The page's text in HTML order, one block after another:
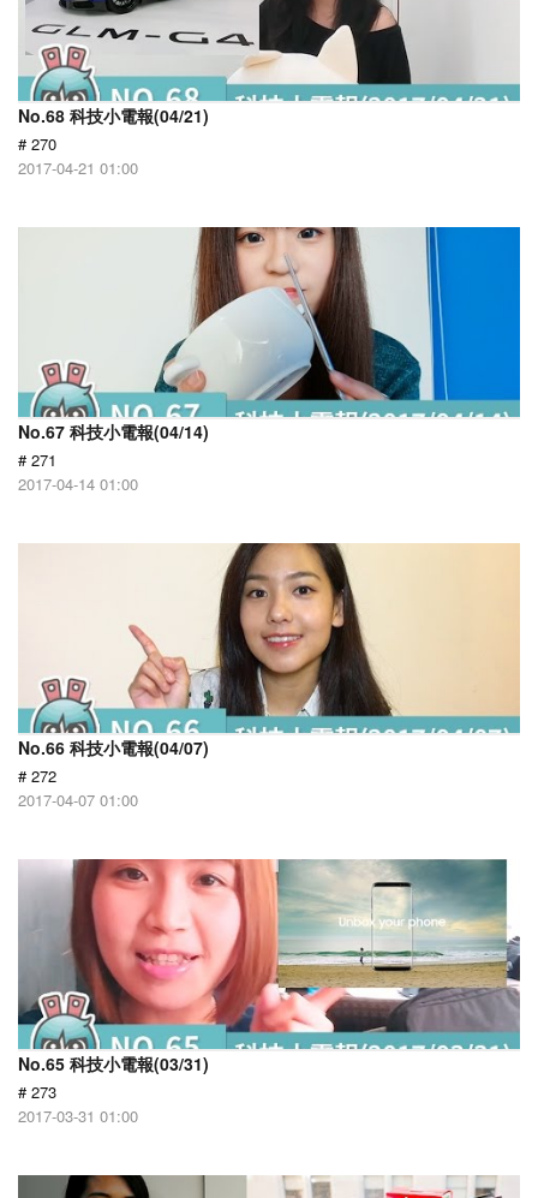
No.68 科技小電報(04/21)
# 270
2017-04-21 01:00
No.67 科技小電報(04/14)
# 271
2017-04-14 01:00
No.66 科技小電報(04/07)
# 272
2017-04-07 01:00
No.65 科技小電報(03/31)
# 273
2017-03-31 01:00